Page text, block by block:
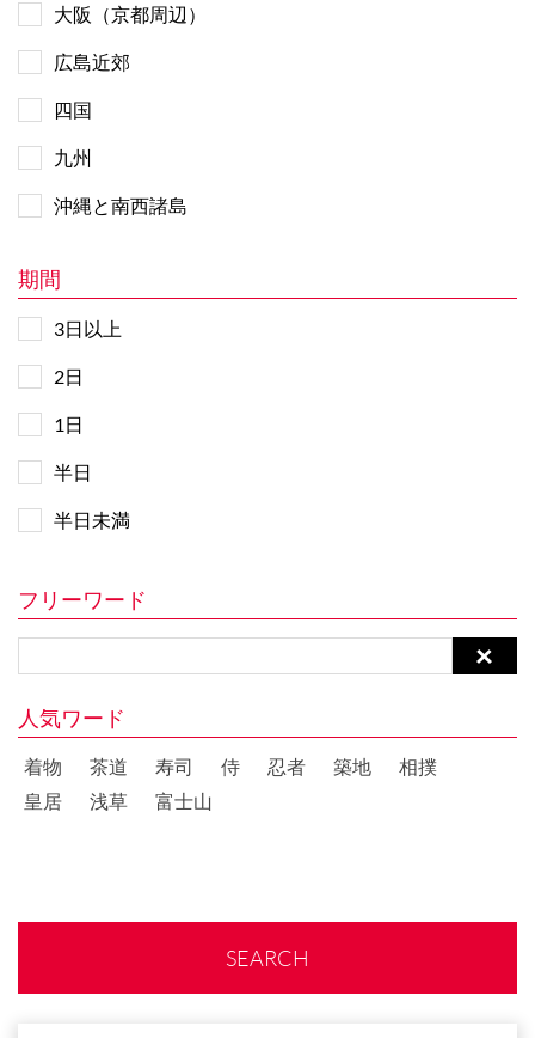
大阪（京都周辺）
広島近郊
四国
九州
沖縄と南西諸島
期間
3日以上
2日
1日
半日
半日未満
フリーワード
人気ワード
着物 茶道 寿司 侍 忍者 築地
相撲
皇居
浅草 富士山
SEARCH